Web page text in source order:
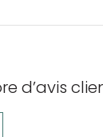
d’avis